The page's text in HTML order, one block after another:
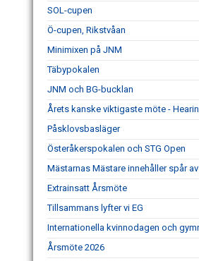
SOL-cupen
Ö-cupen, Rikstvåan
Minimixen på JNM
Täbypokalen
JNM och BG-bucklan
Årets kanske viktigaste möte -
Påsklovsbasläger
Österåkerspokalen och STG Open
Mästarnas Mästare innehåller spår
Extrainsatt Årsmöte
Tillsammans lyfter vi EG
Internationella kvinnodagen och
Årsmöte 2026